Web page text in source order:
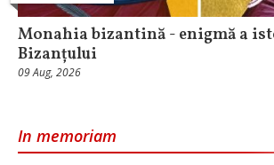
Monahia bizantină - enigmă a
Bizanțului
09 Aug, 2026
In memoriam